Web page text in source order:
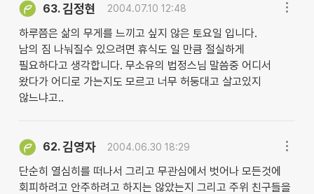
63.김정현 2004.07.10 12:48
하루쯤은 삶의 무게를 느끼고 싶지 않은 토요일 입니다.
남의 짐 나눠질수 있으려면 휴식도 일 만큼 절실하게
필요하다고 생각합니다. 무소유의 법정스님 말씀중 어디서
왔다가 어디로 가는지도 모르고 너무 허둥대고 살고있지
않느냐고..
62.김영자 2004.06.30 18:29
단순히 열심히를 떠나서 그리고 무관심에서 벗어나 모든것에
회피하려고 안주하려고 하지는 않았는지 그리고 주위 친구들을